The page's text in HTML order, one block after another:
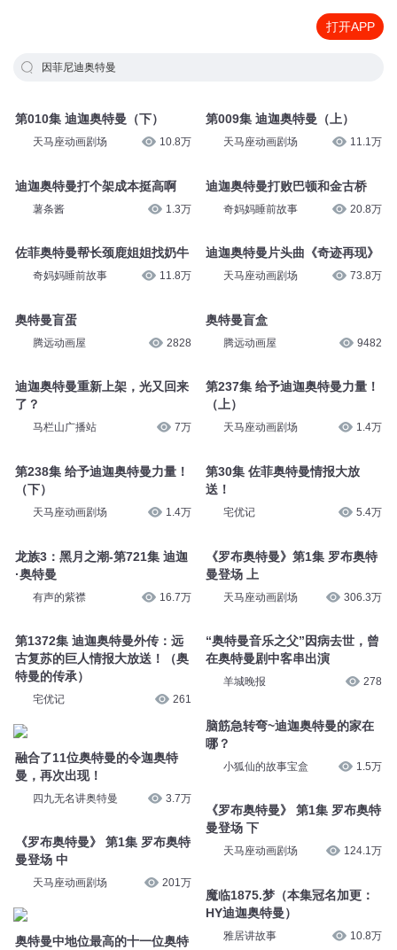
打开APP
因菲尼迪奥特曼
第010集 迪迦奥特曼（下）
天马座动画剧场 10.8万
迪迦奥特曼打个架成本挺高啊
薯条酱 1.3万
佐菲奥特曼帮长颈鹿姐姐找奶牛
奇妈妈睡前故事 11.8万
奥特曼盲蛋
腾远动画屋 2828
迪迦奥特曼重新上架，光又回来
了？
马栏山广播站 7万
第238集 给予迪迦奥特曼力量！
（下）
天马座动画剧场 1.4万
龙族3：黑月之潮-第721集 迪迦
·奥特曼
有声的紫襟 16.7万
第1372集 迪迦奥特曼外传：远
古复苏的巨人情报大放送！（奥
特曼的传承）
宅优记 261
融合了11位奥特曼的令迦奥特
曼，再次出现！
四九无名讲奥特曼 3.7万
《罗布奥特曼》 第1集 罗布奥特
曼登场 中
天马座动画剧场 201万
奥特曼中地位最高的十一位奥特
第009集 迪迦奥特曼（上）
天马座动画剧场 11.1万
迪迦奥特曼打败巴顿和金古桥
奇妈妈睡前故事 20.8万
迪迦奥特曼片头曲《奇迹再现》
天马座动画剧场 73.8万
奥特曼盲盒
腾远动画屋 9482
第237集 给予迪迦奥特曼力量！
（上）
天马座动画剧场 1.4万
第30集 佐菲奥特曼情报大放
送！
宅优记 5.4万
《罗布奥特曼》第1集 罗布奥特
曼登场 上
天马座动画剧场 306.3万
“奥特曼音乐之父”因病去世，曾
在奥特曼剧中客串出演
羊城晚报 278
脑筋急转弯~迪迦奥特曼的家在
哪？
小狐仙的故事宝盒 1.5万
《罗布奥特曼》 第1集 罗布奥特
曼登场 下
天马座动画剧场 124.1万
魔临1875.梦（本集冠名加更：
HY迪迦奥特曼）
雅居讲故事 10.8万